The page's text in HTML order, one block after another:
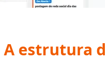
A estrutura